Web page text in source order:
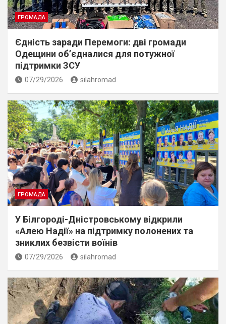
ГРОМАДА
Єдність заради Перемоги: дві громади
Одещини об’єдналися для потужної
підтримки ЗСУ
07/29/2026 silahromad
ГРОМАДА
У Білгороді-Дністровському відкрили
«Алею Надії» на підтримку полонених та
зниклих безвісти воїнів
07/29/2026 silahromad